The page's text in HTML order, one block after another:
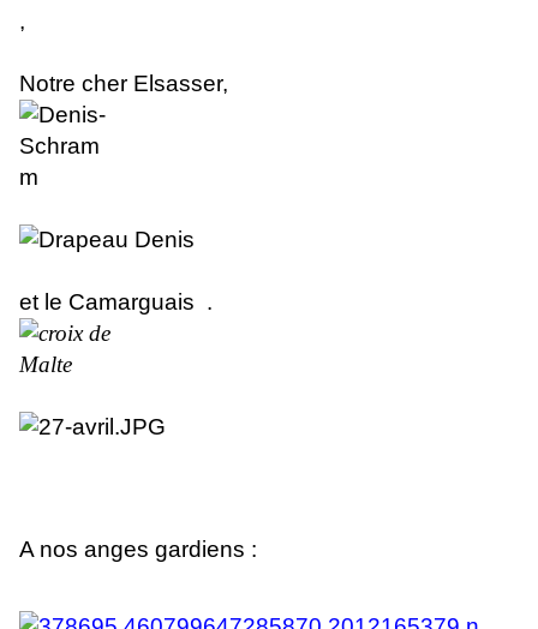
,
Notre cher Elsasser,
et le Camarguais .
A nos anges gardiens :